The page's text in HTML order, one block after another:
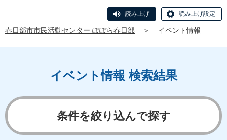
読み上げ 読み上げ設定
春日部市市民活動センター ぽぽら春日部 ＞ イベント情報
イベント情報 検索結果
条件を絞り込んで探す